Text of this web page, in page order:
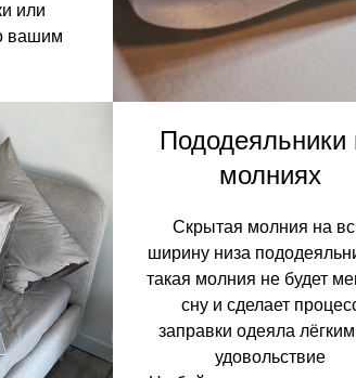
или
вашим
Пододеяльники
молниях
Скрытая молния на
ширину низа
такая молния не будет
сну и сделает
заправки одеяла
удовольствие